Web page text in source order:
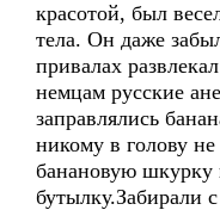
красотой, был
тела. Он даже
привалах
немцам русские
заправлялись
никому в голову
банановую шкурку
бутылку.Забирали